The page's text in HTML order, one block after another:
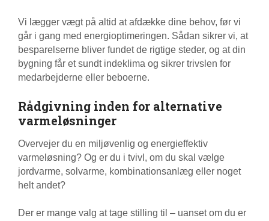
Vi lægger vægt på altid at afdække dine behov, før vi
går i gang med energioptimeringen. Sådan sikrer vi, at
besparelserne bliver fundet de rigtige steder, og at din
bygning får et sundt indeklima og sikrer trivslen for
medarbejderne eller beboerne.
Rådgivning inden for alternative
varmeløsninger
Overvejer du en miljøvenlig og energieffektiv
varmeløsning? Og er du i tvivl, om du skal vælge
jordvarme, solvarme, kombinationsanlæg eller noget
helt andet?
Der er mange valg at tage stilling til – uanset om du er